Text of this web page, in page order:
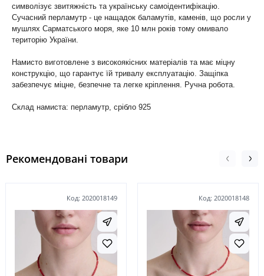
символізує звитяжність та українську самоідентифікацію.
Сучасний перламутр - це нащадок баламутів, каменів, що росли у
мушлях Сарматського моря, яке 10 млн років тому омивало
територію України.
Намисто виготовлене з високоякісних матеріалів та має міцну
конструкцію, що гарантує їй тривалу експлуатацію. Защіпка
забезпечує міцне, безпечне та легке кріплення. Ручна робота.
Склад намиста: перламутр, срібло 925
Рекомендовані товари
Код: 2020018149 Код: 2020018148